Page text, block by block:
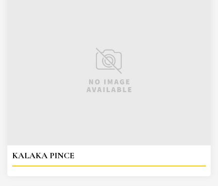
KALAKA PINCE